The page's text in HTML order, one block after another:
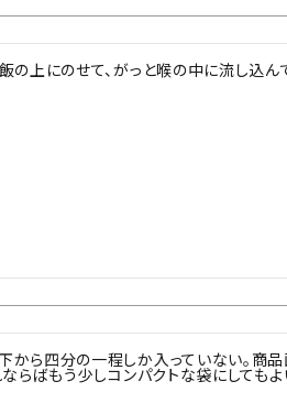
の上にのせて、がっと喉の中に流し込ん
から四分の一程しか入っていない。商
らばもう少しコンパクトな袋にしても